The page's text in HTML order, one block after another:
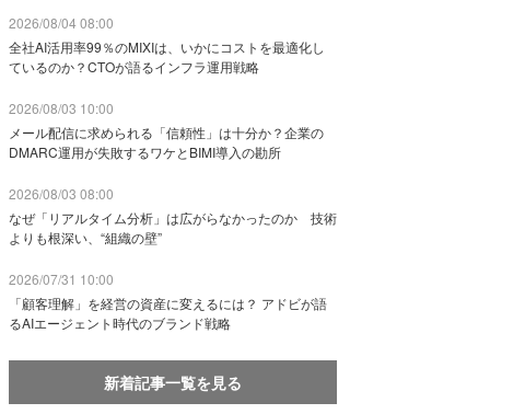
2026/08/04 08:00
全社AI活用率99％のMIXIは、いかにコストを最適化し
ているのか？CTOが語るインフラ運用戦略
2026/08/03 10:00
メール配信に求められる「信頼性」は十分か？企業の
DMARC運用が失敗するワケとBIMI導入の勘所
2026/08/03 08:00
なぜ「リアルタイム分析」は広がらなかったのか 技術
よりも根深い、“組織の壁”
2026/07/31 10:00
「顧客理解」を経営の資産に変えるには？ アドビが語
るAIエージェント時代のブランド戦略
新着記事一覧を見る